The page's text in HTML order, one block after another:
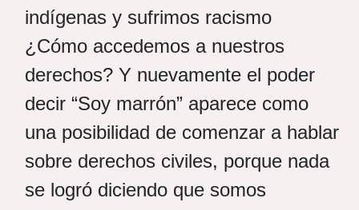
indígenas y sufrimos racismo
¿Cómo accedemos a nuestros
derechos? Y nuevamente el poder
decir “Soy marrón” aparece como
una posibilidad de comenzar a hablar
sobre derechos civiles, porque nada
se logró diciendo que somos